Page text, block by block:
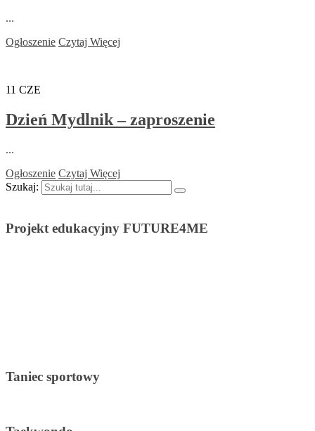
...
Ogłoszenie Czytaj Więcej
11 CZE
Dzień Mydlnik – zaproszenie
...
Ogłoszenie Czytaj Więcej
Szukaj:
Projekt edukacyjny FUTURE4ME
Taniec sportowy